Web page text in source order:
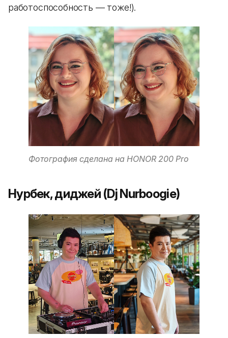
работоспособность — тоже!).
Фотография сделана на HONOR 200 Pro
Нурбек, диджей (Dj Nurboogie)